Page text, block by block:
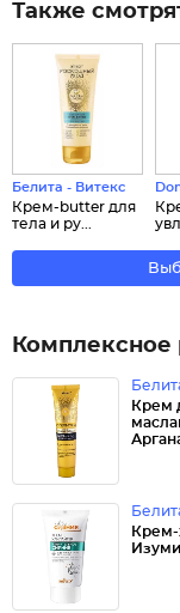
Также
Белита - Витекс
Крем-butter для
тела и ру...
Крем
Крем-